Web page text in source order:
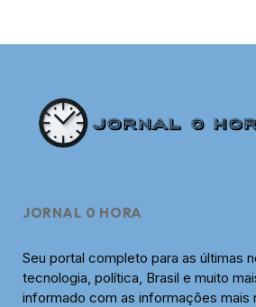
JORNAL 0 HORA
Seu portal completo para as últimas
tecnologia, política, Brasil e muito
informado com as informações mais